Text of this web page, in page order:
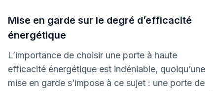
Mise en garde sur le degré d’efficacité
énergétique
L’importance de choisir une porte à haute
efficacité énergétique est indéniable, quoiqu’une
mise en garde s’impose à ce sujet : une porte de